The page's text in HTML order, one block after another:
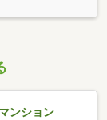
ンション